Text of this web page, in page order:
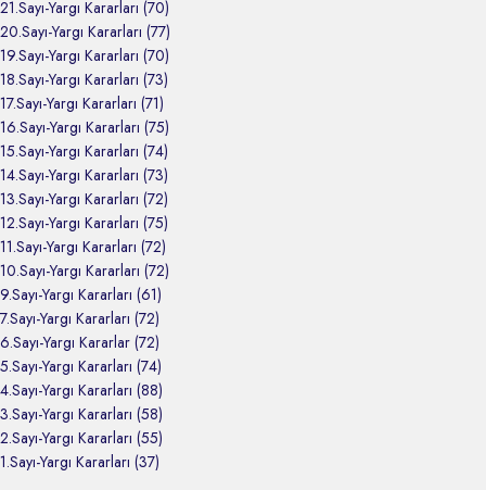
21.Sayı-Yargı Kararları (70)
20.Sayı-Yargı Kararları (77)
19.Sayı-Yargı Kararları (70)
18.Sayı-Yargı Kararları (73)
17.Sayı-Yargı Kararları (71)
16.Sayı-Yargı Kararları (75)
15.Sayı-Yargı Kararları (74)
14.Sayı-Yargı Kararları (73)
13.Sayı-Yargı Kararları (72)
12.Sayı-Yargı Kararları (75)
11.Sayı-Yargı Kararları (72)
10.Sayı-Yargı Kararları (72)
9.Sayı-Yargı Kararları (61)
7.Sayı-Yargı Kararları (72)
6.Sayı-Yargı Kararlar (72)
5.Sayı-Yargı Kararları (74)
4.Sayı-Yargı Kararları (88)
3.Sayı-Yargı Kararları (58)
2.Sayı-Yargı Kararları (55)
1.Sayı-Yargı Kararları (37)